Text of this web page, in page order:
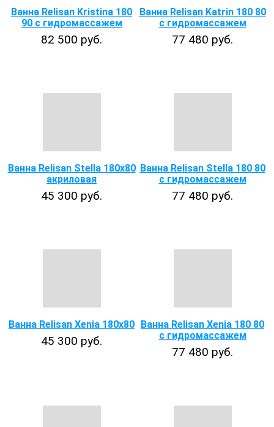
Ванна Relisan Kristina 180
90 с гидромассажем
82 500 руб.
Ванна Relisan Katrin 180 80
с гидромассажем
77 480 руб.
Ванна Relisan Stella 180x80
акриловая
45 300 руб.
Ванна Relisan Stella 180 80
с гидромассажем
77 480 руб.
Ванна Relisan Xenia 180x80
45 300 руб.
Ванна Relisan Xenia 180 80
с гидромассажем
77 480 руб.